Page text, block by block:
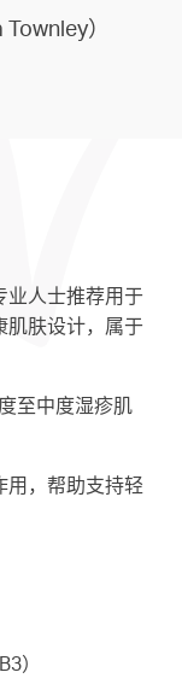
）
业人士推荐用于
肌肤设计，属于
至中度湿疹肌
用，帮助支持轻
）